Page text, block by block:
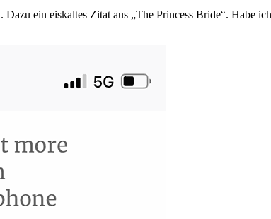
ein eiskaltes Zitat aus „The Princess Bride“. Habe